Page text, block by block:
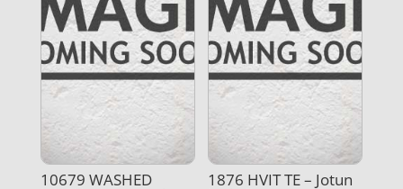
10679 WASHED 1876 HVIT TE – Jotun